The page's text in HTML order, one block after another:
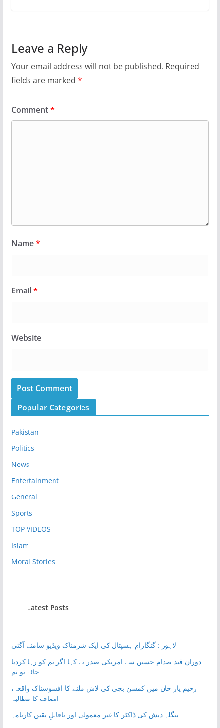
Leave a Reply
Your email address will not be published. Required
fields are marked *
Comment*
Name*
Email*
Website
Popular Categories
Pakistan
Politics
News
Entertainment
General
Sports
TOP VIDEOS
Islam
Moral Stories
Latest Posts
لاہور : گنگارام ہسپتال کی ایک شرمناک ویڈیو سامنے آگئی
دوران قید صدام حسین سے امریکی صدر نے کہا اگر تم کو رہا کردیا
جائے تو تم
رحیم یار خان میں کمسن بچی کی لاش ملنے کا افسوسناک واقعہ،
انصاف کا مطالبہ
بنگلہ دیش کی ڈاکٹر کا غیر معمولی اور ناقابلِ یقین کارنامہ